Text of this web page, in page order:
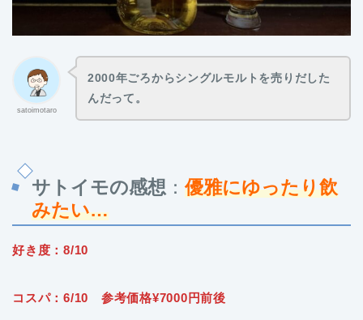
satoimotaro
2000年ごろからシングルモルトを売りだした
んだって。
サトイモの感想 ：優雅にゆったり飲
みたい…
好き度：8/10
コスパ：6/10 参考価格¥7000円前後